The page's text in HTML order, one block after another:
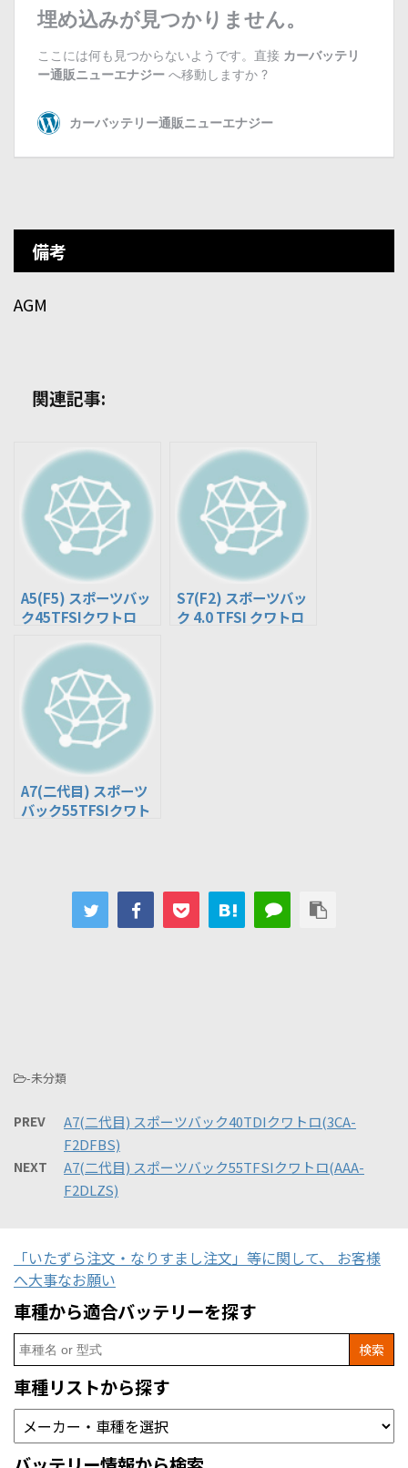
備考
AGM
関連記事:
A5(F5) スポーツバッ
ク45TFSIクワトロ
S7(F2) スポーツバッ
ク 4.0 TFSI クワトロ
A7(二代目) スポーツ
バック55TFSIクワト
-未分類
PREV
A7(二代目) スポーツバック40TDIクワトロ(3CA-
F2DFBS)
NEXT
A7(二代目) スポーツバック55TFSIクワトロ(AAA-
F2DLZS)
「いたずら注文・なりすまし注文」等に関して、 お客様
へ大事なお願い
車種から適合バッテリーを探す
Search
for:
車種リストから探す